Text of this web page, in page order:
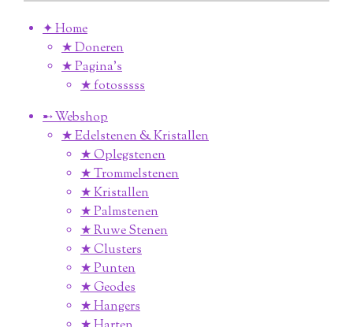
✦ Home
★ Doneren
★ Pagina’s
★ fotosssss
➸ Webshop
★ Edelstenen & Kristallen
★ Oplegstenen
★ Trommelstenen
★ Kristallen
★ Palmstenen
★ Ruwe Stenen
★ Clusters
★ Punten
★ Geodes
★ Hangers